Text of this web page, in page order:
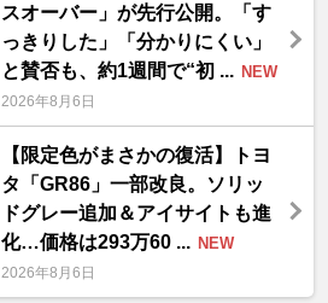
スオーバー」が先行公開。「す
っきりした」「分かりにくい」
と賛否も、約1週間で“初 ... NEW
2026年8月6日
【限定色がまさかの復活】トヨ
タ「GR86」一部改良。ソリッ
ドグレー追加＆アイサイトも進
化…価格は293万60 ... NEW
2026年8月6日